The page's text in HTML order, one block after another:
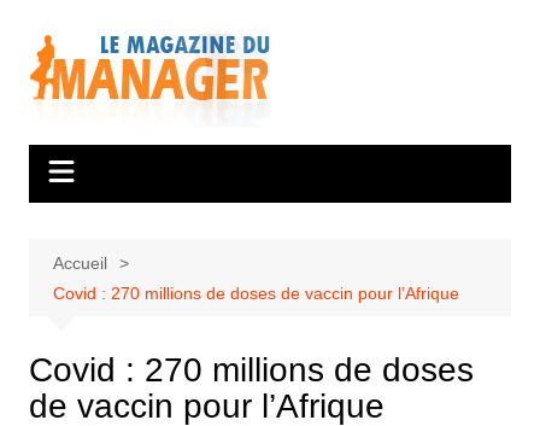
contenu
Accueil
Covid : 270 millions de doses de vaccin pour l’Afrique
Covid : 270 millions de doses
de vaccin pour l’Afrique